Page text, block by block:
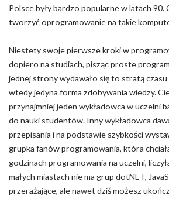
Polsce były bardzo popularne w latach 90.
tworzyć oprogramowanie na takie
Niestety swoje pierwsze kroki w
dopiero na studiach, pisząc proste
jednej strony wydawało się to stratą czasu
wtedy jedyna forma zdobywania wiedzy.
przynajmniej jeden wykładowca w uczelni
do nauki studentów. Inny wykładowca
przepisania i na podstawie szybkości
grupka fanów programowania, która
godzinach programowania na uczelni,
małych miastach nie ma grup dotNET,
przerażające, ale nawet dziś możesz